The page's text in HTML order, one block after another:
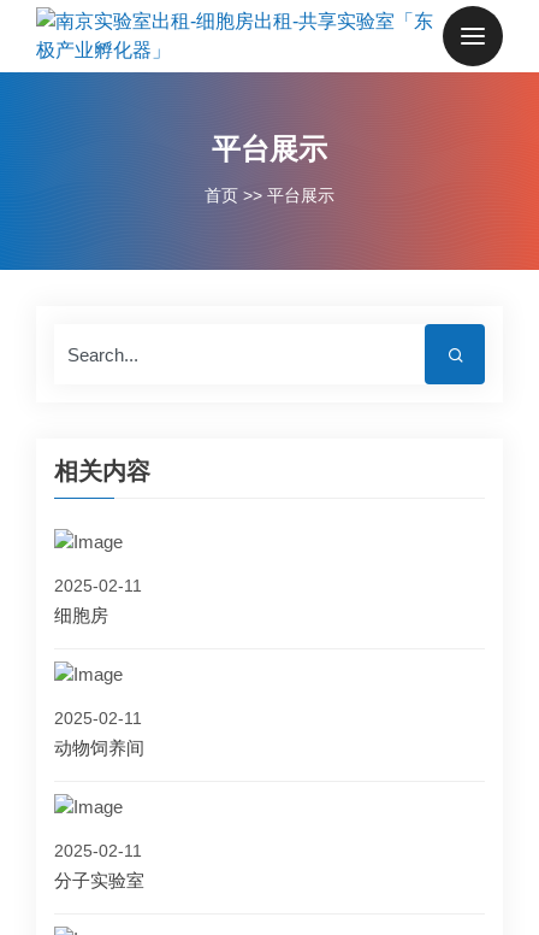
平台展示
首页 >> 平台展示
相关内容
2025-02-11
细胞房
2025-02-11
动物饲养间
2025-02-11
分子实验室